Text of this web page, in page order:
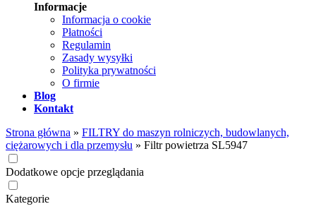
Informacje
Informacja o cookie
Płatności
Regulamin
Zasady wysyłki
Polityka prywatności
O firmie
Blog
Kontakt
Strona główna » FILTRY do maszyn rolniczych, budowlanych,
ciężarowych i dla przemysłu » Filtr powietrza SL5947
Dodatkowe opcje przeglądania
Kategorie